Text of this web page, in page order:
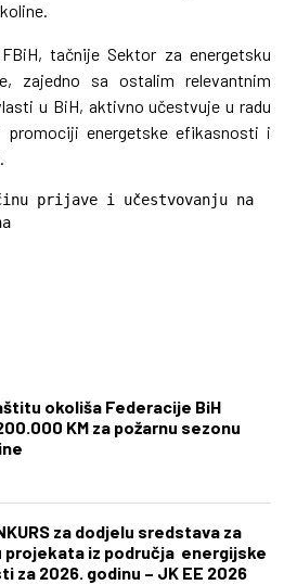
tačnije Sektor za energetsku
zajedno sa ostalim relevantnim
u BiH, aktivno učestvuje u radu
promociji energetske efikasnosti i
prijave i učestvovanju na
okoliša Federacije BiH
KM za požarnu sezonu
za dodjelu sredstava za
projekata iz područja energijske
za 2026. godinu – JK EE 2026